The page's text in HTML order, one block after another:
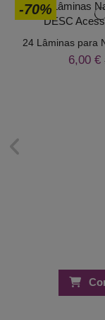
-70%
24 Lâminas para
6,00 €